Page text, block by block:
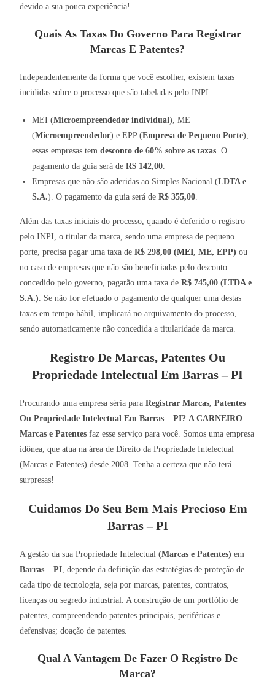
devido a sua pouca experiência!
Quais As Taxas Do Governo Para Registrar
Marcas E Patentes?
Independentemente da forma que você escolher, existem taxas
incididas sobre o processo que são tabeladas pelo INPI.
MEI (Microempreendedor individual), ME
(Microempreendedor) e EPP (Empresa de Pequeno Porte),
essas empresas temdesconto de 60% sobre as taxas . O
pagamento da guia será deR$ 142,00
Empresas que não são aderidas ao Simples Nacional (LDTA e
S.A.). O pagamento da guia será deR$ 355,00
Além das taxas iniciais do processo, quando é deferido o registro
pelo INPI, o titular da marca, sendo uma empresa de pequeno
porte, precisa pagar uma taxa deR$ 298,00 (MEI, ME, EPP) ou
no caso de empresas que não são beneficiadas pelo desconto
concedido pelo governo, pagarão uma taxa deR$ 745,00 (LTDA e
S.A.) . Se não for efetuado o pagamento de qualquer uma destas
taxas em tempo hábil, implicará no arquivamento do processo,
sendo automaticamente não concedida a titularidade da marca.
Registro De Marcas, Patentes Ou
Propriedade Intelectual Em Barras – PI
Procurando uma empresa séria paraRegistrar Marcas, Patentes
Ou Propriedade Intelectual Em Barras – PI? A CARNEIRO
Marcas e Patentes faz esse serviço para você. Somos uma empresa
idônea, que atua na área de Direito da Propriedade Intelectual
(Marcas e Patentes) desde 2008. Tenha a certeza que não terá
surpresas!
Cuidamos Do Seu Bem Mais Precioso Em
Barras – PI
A gestão da sua Propriedade Intelectual(Marcas e Patentes) em
Barras – PI , depende da definição das estratégias de proteção de
cada tipo de tecnologia, seja por marcas, patentes, contratos,
licenças ou segredo industrial. A construção de um portfólio de
patentes, compreendendo patentes principais, periféricas e
defensivas; doação de patentes.
Qual A Vantagem De Fazer O Registro De
Marca?